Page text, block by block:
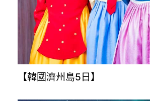
【韓國濟州島5日】